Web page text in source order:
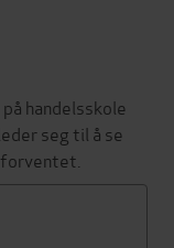
handelsskole
seg til å se